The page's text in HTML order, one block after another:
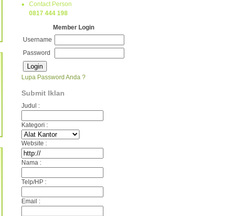
Contact Person
0817 444 198
Member Login
Username
Password
Lupa Password Anda ?
Submit Iklan
Judul :
Kategori :
Website :
Nama :
Telp/HP :
Email :